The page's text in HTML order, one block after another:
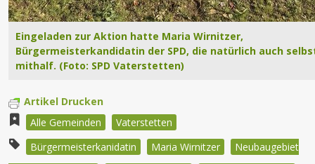
Eingeladen zur Aktion hatte Maria Wirnitzer,
Bürgermeisterkandidatin der SPD, die natürlich auch
mithalf. (Foto: SPD Vaterstetten)
Artikel Drucken
Alle Gemeinden
Vaterstetten
Bürgermeisterkanidatin
Maria Wirnitzer
Neubaugebiet